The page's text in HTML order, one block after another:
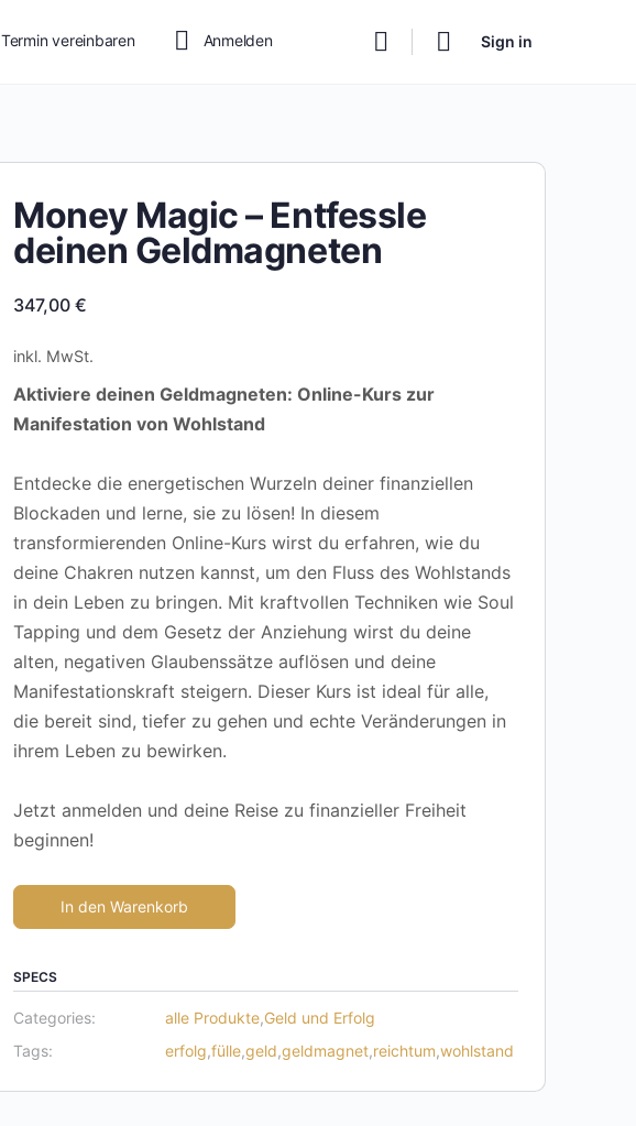
Termin vereinbaren Anmelden Sign in
Money Magic – Entfessle
deinen Geldmagneten
347,00€
inkl. MwSt.
Aktiviere deinen Geldmagneten: Online-Kurs zur
Manifestation von Wohlstand
Entdecke die energetischen Wurzeln deiner finanziellen
Blockaden und lerne, sie zu lösen! In diesem
transformierenden Online-Kurs wirst du erfahren, wie du
deine Chakren nutzen kannst, um den Fluss des Wohlstands
in dein Leben zu bringen. Mit kraftvollen Techniken wie Soul
Tapping und dem Gesetz der Anziehung wirst du deine
alten, negativen Glaubenssätze auflösen und deine
Manifestationskraft steigern. Dieser Kurs ist ideal für alle,
die bereit sind, tiefer zu gehen und echte Veränderungen in
ihrem Leben zu bewirken.
Jetzt anmelden und deine Reise zu finanzieller Freiheit
beginnen!
In den Warenkorb
SPECS
Categories: alle Produkte,Geld und Erfolg
Tags:
erfolg,fülle,geld,geldmagnet,reichtum,wohlstand